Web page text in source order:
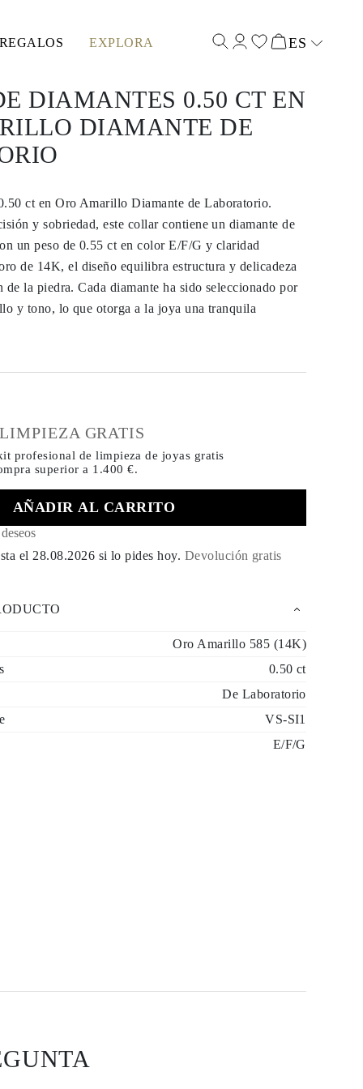
EXPLORA ES
DIAMANTES 0.50 CT EN
DIAMANTE DE
ct en Oro Amarillo Diamante de Laboratorio.
y sobriedad, este collar contiene un diamante de
un peso de 0.55 ct en color E/F/G y claridad
de 14K, el diseño equilibra estructura y delicadeza
de la piedra. Cada diamante ha sido seleccionado por
y tono, lo que otorga a la joya una tranquila
GRATIS
profesional de limpieza de joyas gratis
superior a 1.400 €.
AÑADIR AL CARRITO
el 28.08.2026 si lo pides hoy. Devolución gratis
Oro Amarillo 585 (14K)
0.50 ct
De Laboratorio
VS-SI1
E/F/G